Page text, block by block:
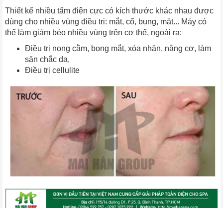
Thiết kế nhiều tấm điện cực có kích thước khác nhau được
dùng cho nhiều vùng điều trị: mắt, cổ, bụng, mặt... Máy có
thể làm giảm béo nhiều vùng trên cơ thể, ngoài ra:
Điều trị nọng cằm, bọng mắt, xóa nhăn, nâng cơ, làm
săn chắc da,
Điều trị cellulite